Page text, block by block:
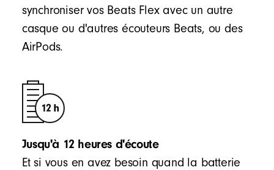
synchroniser vos Beats Flex avec un autre
casque ou d'autres écouteurs Beats, ou des
AirPods.
Jusqu'à 12 heures d'écoute
Et si vous en avez besoin quand la batterie